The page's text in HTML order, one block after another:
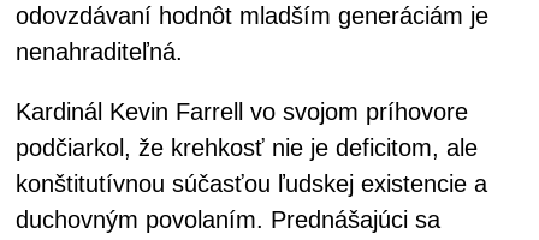
odovzdávaní hodnôt mladším generáciám je
nenahraditeľná.
Kardinál Kevin Farrell vo svojom príhovore
podčiarkol, že krehkosť nie je deficitom, ale
konštitutívnou súčasťou ľudskej existencie a
duchovným povolaním. Prednášajúci sa